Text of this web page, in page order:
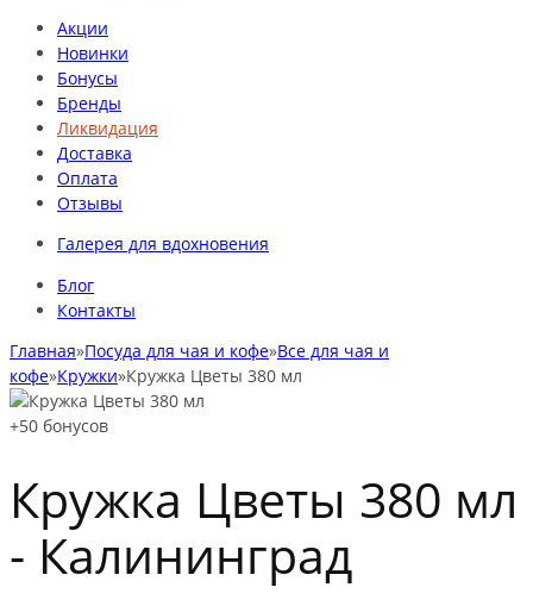
Акции
Новинки
Бонусы
Бренды
Ликвидация
Доставка
Оплата
Отзывы
Галерея для вдохновения
Блог
Контакты
Главная»Посуда для чая и кофе»Все для чая и
кофе»Кружки»Кружка Цветы 380 мл
+50 бонусов
Кружка Цветы 380 мл
- Калининград